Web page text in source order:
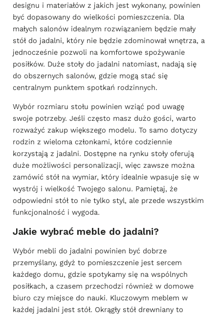
designu i materiałów z jakich jest wykonany, powinien
być dopasowany do wielkości pomieszczenia. Dla
małych salonów idealnym rozwiązaniem będzie mały
stół do jadalni, który nie będzie zdominował wnętrza, a
jednocześnie pozwoli na komfortowe spożywanie
posiłków. Duże stoły do jadalni natomiast, nadają się
do obszernych salonów, gdzie mogą stać się
centralnym punktem spotkań rodzinnych.
Wybór rozmiaru stołu powinien wziąć pod uwagę
swoje potrzeby. Jeśli często masz dużo gości, warto
rozważyć zakup większego modelu. To samo dotyczy
rodzin z wieloma członkami, które codziennie
korzystają z jadalni. Dostępne na rynku stoły oferują
duże możliwości personalizacji, więc zawsze można
zamówić stół na wymiar, który idealnie wpasuje się w
wystrój i wielkość Twojego salonu. Pamiętaj, że
odpowiedni stół to nie tylko styl, ale przede wszystkim
funkcjonalność i wygoda.
Jakie wybrać meble do jadalni?
Wybór mebli do jadalni powinien być dobrze
przemyślany, gdyż to pomieszczenie jest sercem
każdego domu, gdzie spotykamy się na wspólnych
posiłkach, a czasem przechodzi również w domowe
biuro czy miejsce do nauki. Kluczowym meblem w
każdej jadalni jest stół. Okrągły stół drewniany to